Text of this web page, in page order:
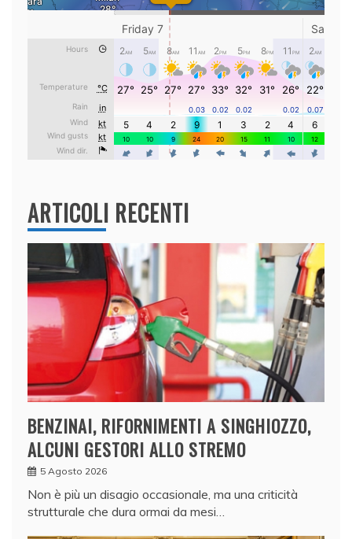
ARTICOLI RECENTI
BENZINAI, RIFORNIMENTI A SINGHIOZZO,
ALCUNI GESTORI ALLO STREMO
5 Agosto 2026
Non è più un disagio occasionale, ma una criticità
strutturale che dura ormai da mesi…